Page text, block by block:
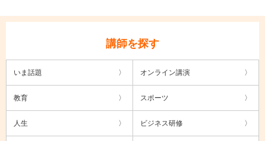
講師を探す
いま話題 オンライン講演
教育 スポーツ
人生 ビジネス研修